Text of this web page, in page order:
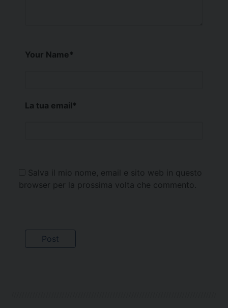
Your Name*
La tua email*
Salva il mio nome, email e sito web in questo
browser per la prossima volta che commento.